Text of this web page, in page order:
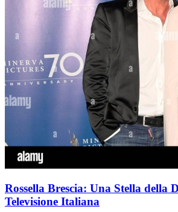
Rossella Brescia: Una Stella della
Televisione Italiana